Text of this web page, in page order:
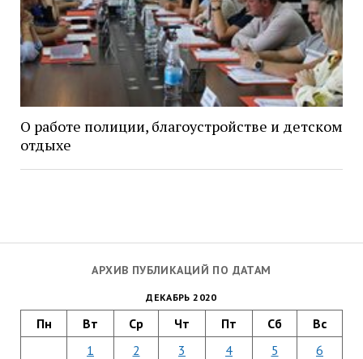
АРХИВ ПУБЛИКАЦИЙ ПО ДАТАМ
ДЕКАБРЬ 2020
Пн Вт Ср Чт Пт Сб Вс
1 2 3 4 5
6
О работе полиции, благоустройстве и детском
отдыхе